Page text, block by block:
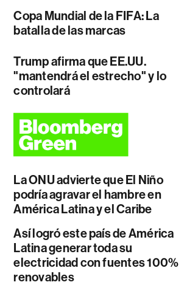
Copa Mundial de la FIFA: La
batalla de las marcas
Trump afirma que EE.UU.
"mantendrá el estrecho" y lo
controlará
La ONU advierte que El Niño
podría agravar el hambre en
América Latina y el Caribe
Así logró este país de América
Latina generar toda su
electricidad con fuentes 100%
renovables